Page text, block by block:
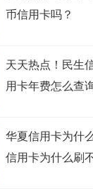
币信用卡吗？
天天热点！民生
用卡年费怎么查
华夏信用卡为什
信用卡为什么刷